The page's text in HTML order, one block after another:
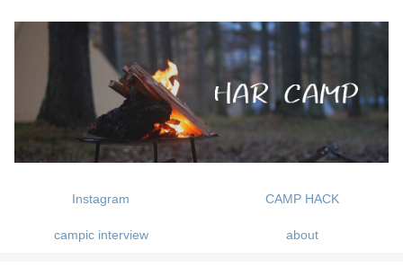
Instagram CAMP HACK
campic interview about